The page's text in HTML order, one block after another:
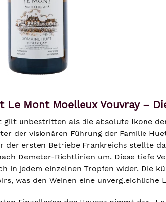
Le Mont Moelleux Vouvray –
gilt unbestritten als die absolute Ikone
der visionären Führung der Familie
der ersten Betriebe Frankreichs stellte
Demeter-Richtlinien um. Diese tiefe
in jedem einzelnen Tropfen wider. Die
was den Weinen eine unvergleichliche